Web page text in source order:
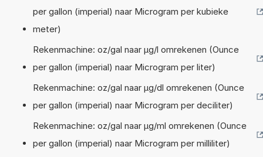
per gallon (imperial) naar Microgram per kubieke
meter)
Rekenmachine: oz/gal naar µg/l omrekenen (Ounce
per gallon (imperial) naar Microgram per liter)
Rekenmachine: oz/gal naar µg/dl omrekenen (Ounce
per gallon (imperial) naar Microgram per deciliter)
Rekenmachine: oz/gal naar µg/ml omrekenen (Ounce
per gallon (imperial) naar Microgram per milliliter)